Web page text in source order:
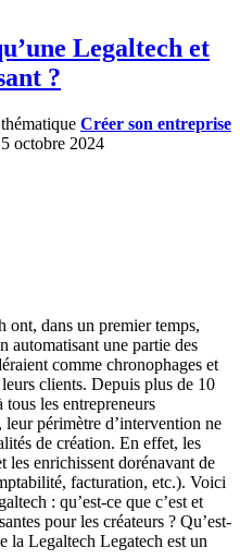
Legaltech et
?
Créer son entreprise
octobre 2024
ont, dans un premier temps,
automatisant une partie des
comme chronophages et
clients. Depuis plus de 10
tous les entrepreneurs
périmètre d’intervention ne
de création. En effet, les
enrichissent dorénavant de
facturation, etc.). Voici
: qu’est-ce que c’est et
pour les créateurs ? Qu’est-
la Legaltech Legatech est un